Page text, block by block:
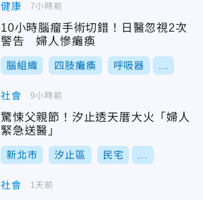
健康
10小時腦瘤手術切錯！日醫忽視2次
警告 婦人慘癱瘓
腦組織 四肢癱瘓 呼吸器
7小時前
社會
驚悚父親節！汐止透天厝大火「婦人
緊急送醫」
新北市 汐止區 民宅
9小時前
社會 1天前